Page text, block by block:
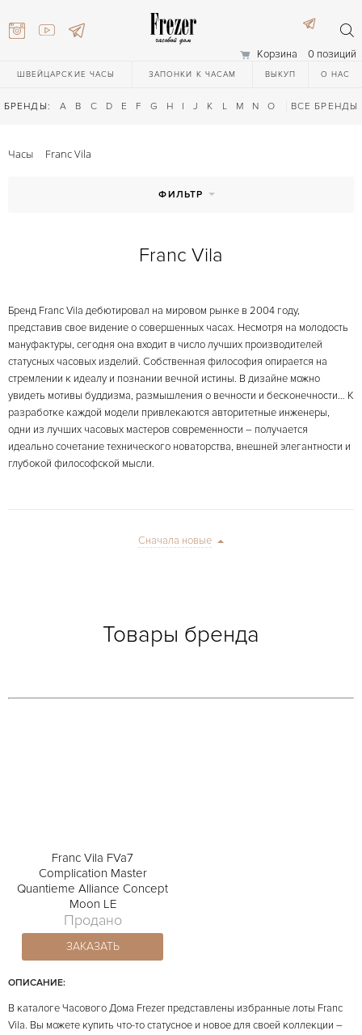
Корзина 0 позиций
ШВЕЙЦАРСКИЕ ЧАСЫ ЗАПОНКИ К ЧАСАМ ВЫКУП О НАС
БРЕНДЫ: A B C D E F G H I J K L M N O Q R S T
ВСЕ БРЕНДЫ
27-44
Часы Franc Vila
ФИЛЬТР
Franc Vila
Бренд Franc Vila дебютировал на мировом рынке в 2004 году,
представив свое видение о совершенных часах. Несмотря на молодость
мануфактуры, сегодня она входит в число лучших производителей
статусных часовых изделий. Собственная философия опирается на
стремлении к идеалу и познании вечной истины. В дизайне можно
увидеть мотивы буддизма, размышления о вечности и бесконечности… К
разработке каждой модели привлекаются авторитетные инженеры,
одни из лучших часовых мастеров современности – получается
идеально сочетание технического новаторства, внешней элегантности и
глубокой философской мысли.
Сначала новые
Товары бренда
Franc Vila FVa7
Complication Master
Quantieme Alliance Concept
Moon LE
Продано
ЗАКАЗАТЬ
ОПИСАНИЕ:
В каталоге Часового Дома Frezer представлены избранные лоты Franc
Vila. Вы можете купить что-то статусное и новое для своей коллекции –